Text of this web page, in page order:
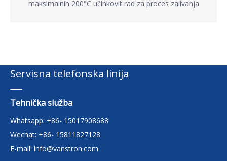
maksimalnih 200°C učinkovit rad za proces zalivanja
Servisna telefonska linija
Tehnička služba
Whatsapp: +86- 15017908688
Wechat: +86- 15811827128
E-mail: info@vanstron.com